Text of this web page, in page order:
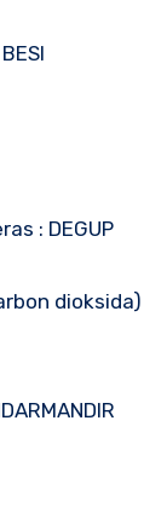
: DEGUP
dioksida)